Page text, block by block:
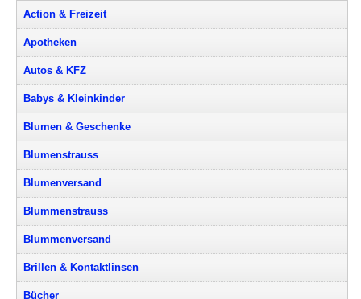
Action & Freizeit
Apotheken
Autos & KFZ
Babys & Kleinkinder
Blumen & Geschenke
Blumenstrauss
Blumenversand
Blummenstrauss
Blummenversand
Brillen & Kontaktlinsen
Bücher